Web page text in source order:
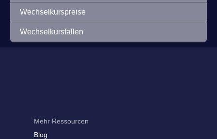
Wechselkurspreise
Wechselkursfallen
Mehr Ressourcen
Blog